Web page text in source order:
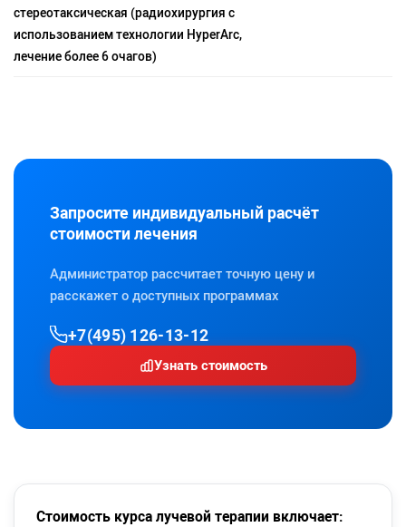
стереотаксическая (радиохирургия с
использованием технологии HyperArc,
лечение более 6 очагов)
Запросите индивидуальный расчёт
стоимости лечения
Администратор рассчитает точную цену и
расскажет о доступных программах
+7(495) 126-13-12
Узнать стоимость
Стоимость курса лучевой терапии включает: